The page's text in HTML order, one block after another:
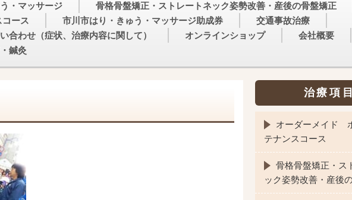
・マッサージ
骨格骨盤矯正・ストレートネック姿勢改善・産後の骨盤矯正
ース
市川市はり・きゅう・マッサージ助成券
交通事故治療
合わせ（症状、治療内容に関して） オンラインショップ
会社概要
鍼灸
治療項目
オーダーメイド
テナンスコース
骨格骨盤矯正・ス
ック姿勢改善・産後